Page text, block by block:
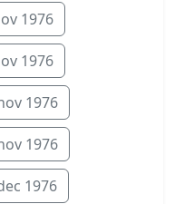
1976
1976
1976
1976
1976